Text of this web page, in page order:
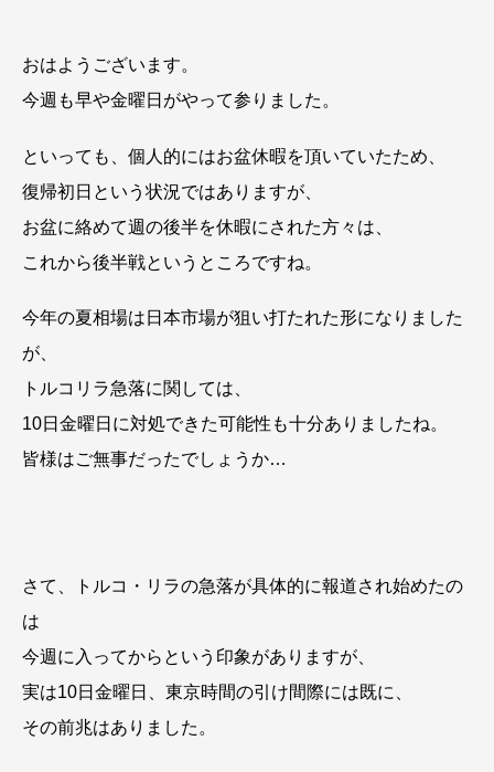
おはようございます。
今週も早や金曜日がやって参りました。
といっても、個人的にはお盆休暇を頂いていたため、
復帰初日という状況ではありますが、
お盆に絡めて週の後半を休暇にされた方々は、
これから後半戦というところですね。
今年の夏相場は日本市場が狙い打たれた形になりました
が、
トルコリラ急落に関しては、
10日金曜日に対処できた可能性も十分ありましたね。
皆様はご無事だったでしょうか…
さて、トルコ・リラの急落が具体的に報道され始めたの
は
今週に入ってからという印象がありますが、
実は10日金曜日、東京時間の引け間際には既に、
その前兆はありました。